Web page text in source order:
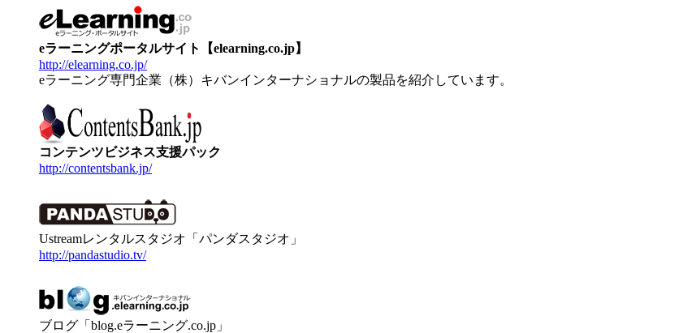
eラーニングポータルサイト【elearning.co.jp】
http://elearning.co.jp/
eラーニング専門企業（株）キバンインターナショナルの製品を紹介しています。
コンテンツビジネス支援パック
http://contentsbank.jp/
Ustreamレンタルスタジオ「パンダスタジオ」
http://pandastudio.tv/
ブログ「blog.eラーニング.co.jp」